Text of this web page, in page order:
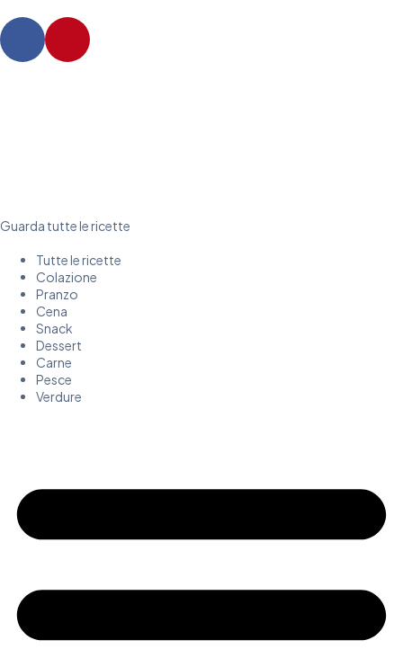
Guarda tutte le ricette
Tutte le ricette
Colazione
Pranzo
Cena
Snack
Dessert
Carne
Pesce
Verdure